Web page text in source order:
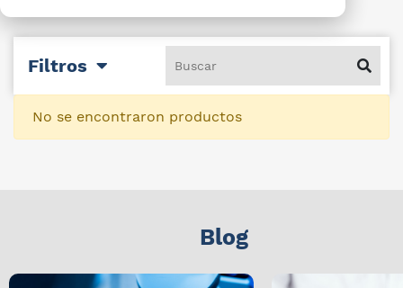
Filtros
No se encontraron productos
Blog